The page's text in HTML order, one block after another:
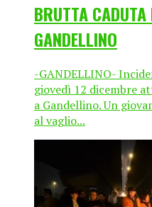
BRUTTA
GANDELLINO
-GANDELLINO-
giovedì 12 dicembre
a Gandellino. Un
al vaglio...